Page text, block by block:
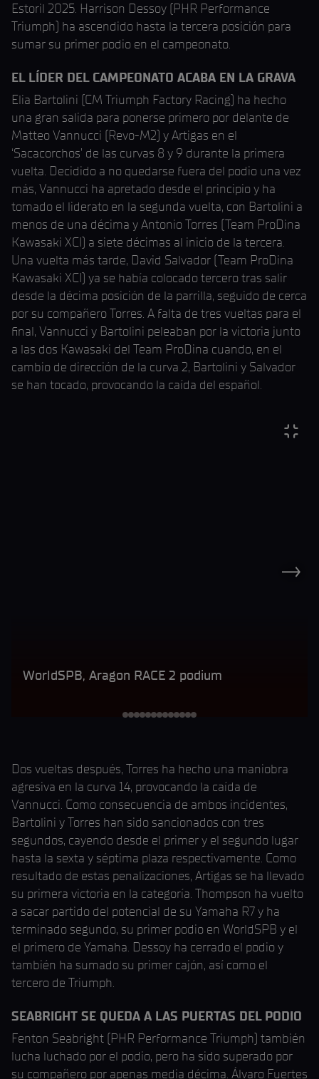
Estoril 2025. Harrison Dessoy (PHR Performance
Triumph) ha ascendido hasta la tercera posición para
sumar su primer podio en el campeonato.
EL LÍDER DEL CAMPEONATO ACABA EN LA GRAVA
Elia Bartolini (CM Triumph Factory Racing) ha hecho
una gran salida para ponerse primero por delante de
Matteo Vannucci (Revo-M2) y Artigas en el
‘Sacacorchos’ de las curvas 8 y 9 durante la primera
vuelta. Decidido a no quedarse fuera del podio una vez
más, Vannucci ha apretado desde el principio y ha
tomado el liderato en la segunda vuelta, con Bartolini a
menos de una décima y Antonio Torres (Team ProDina
Kawasaki XCI) a siete décimas al inicio de la tercera.
Una vuelta más tarde, David Salvador (Team ProDina
Kawasaki XCI) ya se había colocado tercero tras salir
desde la décima posición de la parrilla, seguido de cerca
por su compañero Torres. A falta de tres vueltas para el
final, Vannucci y Bartolini peleaban por la victoria junto
a las dos Kawasaki del Team ProDina cuando, en el
cambio de dirección de la curva 2, Bartolini y Salvador
se han tocado, provocando la caída del español.
WorldSPB, Aragon RACE 2 podium
Dos vueltas después, Torres ha hecho una maniobra
agresiva en la curva 14, provocando la caída de
Vannucci. Como consecuencia de ambos incidentes,
Bartolini y Torres han sido sancionados con tres
segundos, cayendo desde el primer y el segundo lugar
hasta la sexta y séptima plaza respectivamente. Como
resultado de estas penalizaciones, Artigas se ha llevado
su primera victoria en la categoría. Thompson ha vuelto
a sacar partido del potencial de su Yamaha R7 y ha
terminado segundo, su primer podio en WorldSPB y el
el primero de Yamaha. Dessoy ha cerrado el podio y
también ha sumado su primer cajón, así como el
tercero de Triumph.
SEABRIGHT SE QUEDA A LAS PUERTAS DEL PODIO
Fenton Seabright (PHR Performance Triumph) también
lucha luchado por el podio, pero ha sido superado por
su compañero por apenas media décima. Álvaro Fuertes